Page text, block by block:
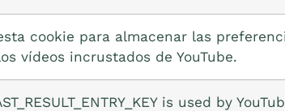
cookie para almacenar las
vídeos incrustados de YouTube.
is used by